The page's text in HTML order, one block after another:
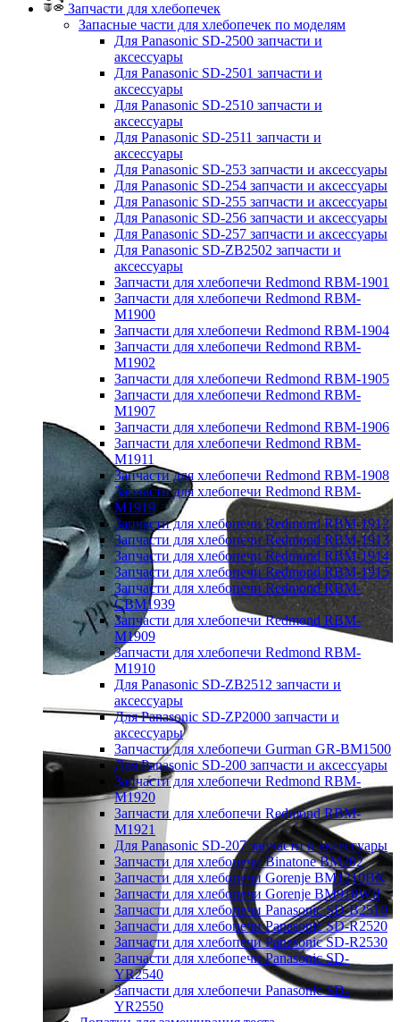
Запчасти для хлебопечек
Запасные части для хлебопечек по моделям
Для Panasonic SD-2500 запчасти и
аксессуары
Для Panasonic SD-2501 запчасти и
аксессуары
Для Panasonic SD-2510 запчасти и
аксессуары
Для Panasonic SD-2511 запчасти и
аксессуары
Для Panasonic SD-253 запчасти и аксессуары
Для Panasonic SD-254 запчасти и аксессуары
Для Panasonic SD-255 запчасти и аксессуары
Для Panasonic SD-256 запчасти и аксессуары
Для Panasonic SD-257 запчасти и аксессуары
Для Panasonic SD-ZB2502 запчасти и
аксессуары
Запчасти для хлебопечи Redmond RBM-1901
Запчасти для хлебопечи Redmond RBM-
M1900
Запчасти для хлебопечи Redmond RBM-1904
Запчасти для хлебопечи Redmond RBM-
M1902
Запчасти для хлебопечи Redmond RBM-1905
Запчасти для хлебопечи Redmond RBM-
M1907
Запчасти для хлебопечи Redmond RBM-1906
Запчасти для хлебопечи Redmond RBM-
M1911
Запчасти для хлебопечи Redmond RBM-1908
Запчасти для хлебопечи Redmond RBM-
M1919
Запчасти для хлебопечи Redmond RBM-1912
Запчасти для хлебопечи Redmond RBM-1913
Запчасти для хлебопечи Redmond RBM-1914
Запчасти для хлебопечи Redmond RBM-1915
Запчасти для хлебопечи Redmond RBM-
CBM1939
Запчасти для хлебопечи Redmond RBM-
M1909
Запчасти для хлебопечи Redmond RBM-
M1910
Для Panasonic SD-ZB2512 запчасти и
аксессуары
Для Panasonic SD-ZP2000 запчасти и
аксессуары
Запчасти для хлебопечи Gurman GR-BM1500
Для Panasonic SD-200 запчасти и аксессуары
Запчасти для хлебопечи Redmond RBM-
M1920
Запчасти для хлебопечи Redmond RBM-
M1921
Для Panasonic SD-207 запчасти и аксессуары
Запчасти для хлебопечи Binatone BM202
Запчасти для хлебопечи Gorenje BM1210BK
Запчасти для хлебопечи Gorenje BM910WII
Запчасти для хлебопечи Panasonic SD-B2510
Запчасти для хлебопечи Panasonic SD-R2520
Запчасти для хлебопечи Panasonic SD-R2530
Запчасти для хлебопечи Panasonic SD-
YR2540
Запчасти для хлебопечи Panasonic SD-
YR2550